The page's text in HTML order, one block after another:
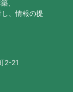
、
、情報の提
2-21